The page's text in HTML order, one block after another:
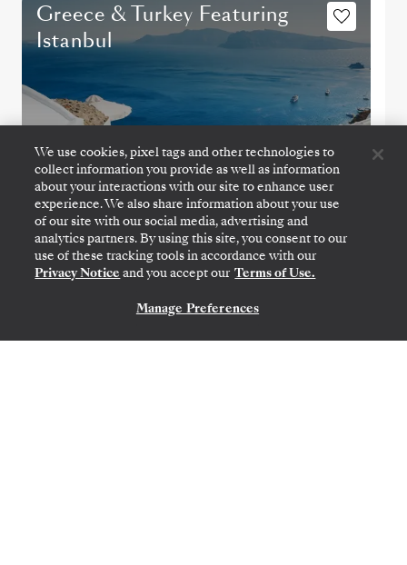
Greece & Turkey Featuring
Istanbul
ATHÈNES (LE PIRÉE) → ATHÈNES (LE PIRÉE)
28 OCT.
OFFRE À DURÉE LIMITÉE ÉCONOMISEZ 20% ÉCONOMISEZ 30%
We use cookies, pixel tags and other technologies to
collect information you provide as well as information
about your interactions with our site to enhance user
experience. We also share information about your use
of our site with our social media, advertising and
analytics partners. By using this site, you consent to our
use of these tracking tools in accordance with our
Privacy Notice and you accept our Terms of Use.
Manage Preferences